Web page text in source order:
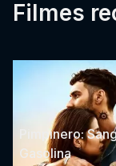
Filmes
Pimpinero:
Gasolina